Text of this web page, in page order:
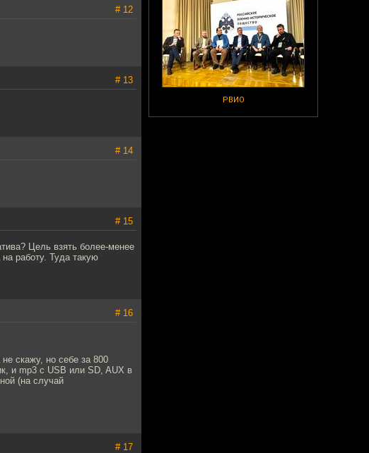
РВИО
# 12
# 13
# 14
# 15
Цель взять более-менее
работу. Туда такую
# 16
скажу, но себе за 800
и mp3 с USB или SD, AUX в
(на случай
# 17